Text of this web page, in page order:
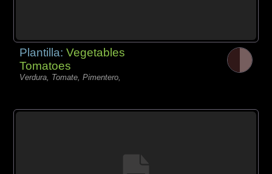
Plantilla:Vegetables
Tomatoes
Verdura, Tomate, Pimentero,